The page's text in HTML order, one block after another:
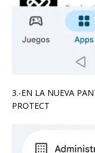
3.-EN LA NUEVA
PROTECT